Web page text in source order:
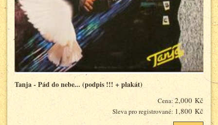
Tanja - Pád do nebe... (podpis !!! + plakát)
Cena:2,000 Kč
Sleva pro registrované: 1,800 Kč